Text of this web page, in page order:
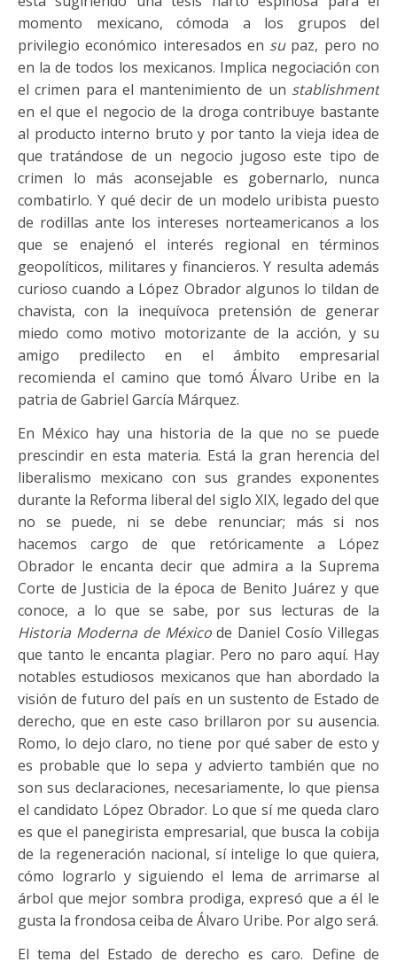
momento mexicano, cómoda a los grupos del
privilegio económico interesados en supaz, pero no
en la de todos los mexicanos. Implica negociación con
el crimen para el mantenimiento de un stablishment
en el que el negocio de la droga contribuye bastante
al producto interno bruto y por tanto la vieja idea de
que tratándose de un negocio jugoso este tipo de
crimen lo más aconsejable es gobernarlo, nunca
combatirlo. Y qué decir de un modelo uribista puesto
de rodillas ante los intereses norteamericanos a los
que se enajenó el interés regional en términos
geopolíticos, militares y financieros. Y resulta además
curioso cuando a López Obrador algunos lo tildan de
chavista, con la inequívoca pretensión de generar
miedo como motivo motorizante de la acción, y su
amigo predilecto en el ámbito empresarial
recomienda el camino que tomó Álvaro Uribe en la
patria de Gabriel García Márquez.
En México hay una historia de la que no se puede
prescindir en esta materia. Está la gran herencia del
liberalismo mexicano con sus grandes exponentes
durante la Reforma liberal del siglo XIX, legado del que
no se puede, ni se debe renunciar; más si nos
hacemos cargo de que retóricamente a López
Obrador le encanta decir que admira a la Suprema
Corte de Justicia de la época de Benito Juárez y que
conoce, a lo que se sabe, por sus lecturas de la
Historia Moderna de Méxicode Daniel Cosío Villegas
que tanto le encanta plagiar. Pero no paro aquí. Hay
notables estudiosos mexicanos que han abordado la
visión de futuro del país en un sustento de Estado de
derecho, que en este caso brillaron por su ausencia.
Romo, lo dejo claro, no tiene por qué saber de esto y
es probable que lo sepa y advierto también que no
son sus declaraciones, necesariamente, lo que piensa
el candidato López Obrador. Lo que sí me queda claro
es que el panegirista empresarial, que busca la cobija
de la regeneración nacional, sí intelige lo que quiera,
cómo lograrlo y siguiendo el lema de arrimarse al
árbol que mejor sombra prodiga, expresó que a él le
gusta la frondosa ceiba de Álvaro Uribe. Por algo será.
El tema del Estado de derecho es caro. Define de